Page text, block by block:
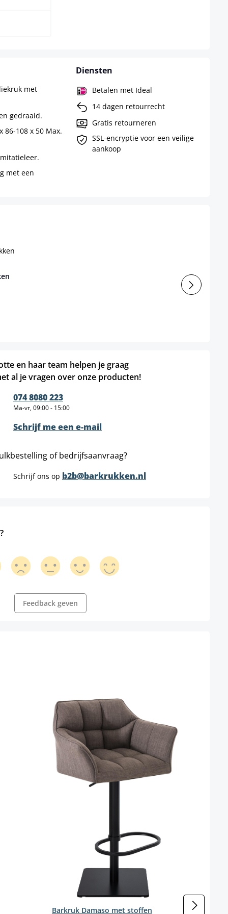
met
gedraaid.
86-108 x 50 Max.
met een
Diensten
Betalen met Ideal
14 dagen retourrecht
Gratis retourneren
SSL-encryptie voor een veilige
aankoop
en haar team helpen je graag
al je vragen over onze producten!
074 8080 223
Ma-vr, 09:00 - 15:00
Schrijf me een e-mail
of bedrijfsaanvraag?
Schrijf ons op b2b@barkrukken.nl
Feedback geven
Barkruk Damaso met stoffen